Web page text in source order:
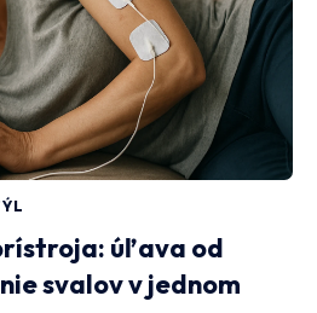
úľava od
svalov v jednom